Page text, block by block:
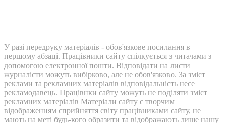
У разі передруку матеріалів - обов'язкове посилання в
першому абзаці. Працівники сайту спілкується з читачами з
допомогою електронної пошти. Відповідати на листи
журналісти можуть вибірково, але не обов'язково. За зміст
реклами та рекламних матеріалів відповідальність несе
рекламодавець. Працівнки сайту можуть не поділяти зміст
рекламних матеріалів Матеріали сайту є творчим
відображенням сприйняття світу працівниками сайту, не
мають на меті будь-кого образити та відображають лише нашу